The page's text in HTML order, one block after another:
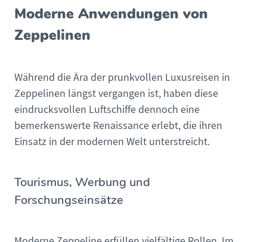
Moderne Anwendungen von
Zeppelinen
Während die Ära der prunkvollen Luxusreisen in
Zeppelinen längst vergangen ist, haben diese
eindrucksvollen Luftschiffe dennoch eine
bemerkenswerte Renaissance erlebt, die ihren
Einsatz in der modernen Welt unterstreicht.
Tourismus, Werbung und
Forschungseinsätze